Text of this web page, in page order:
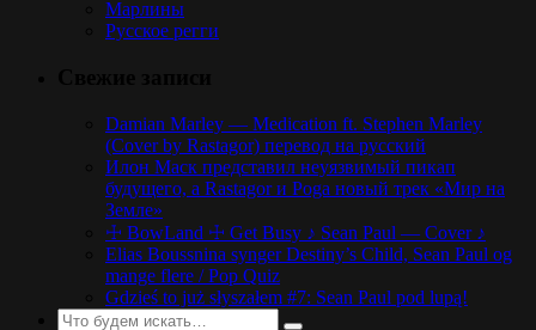
Марлины
Русское регги
Damian Marley — Medication ft. Stephen Marley
(Cover by Rastagor) перевод на русский
Илон Маск представил неуязвимый пикап
будущего, а Rastagor и Poga новый трек «Мир на
Земле»
☩ BowLand ☩ Get Busy ♪ Sean Paul — Cover ♪
Elias Boussnina synger Destiny’s Child, Sean Paul og
mange flere / Pop Quiz
Gdzieś to już słyszałem #7: Sean Paul pod lupą!